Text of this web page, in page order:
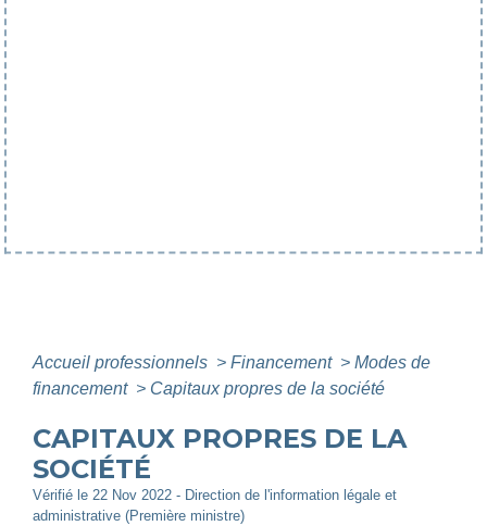
Accueil professionnels > Financement > Modes de
financement > Capitaux propres de la société
CAPITAUX PROPRES DE LA
SOCIÉTÉ
Vérifié le 22 Nov 2022 - Direction de l'information légale et
administrative (Première ministre)